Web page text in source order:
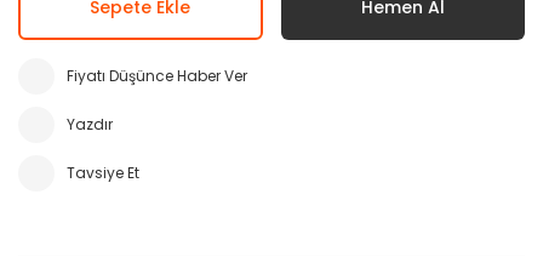
Sepete Ekle Hemen Al
Fiyatı Düşünce Haber Ver
Yazdır
Tavsiye Et